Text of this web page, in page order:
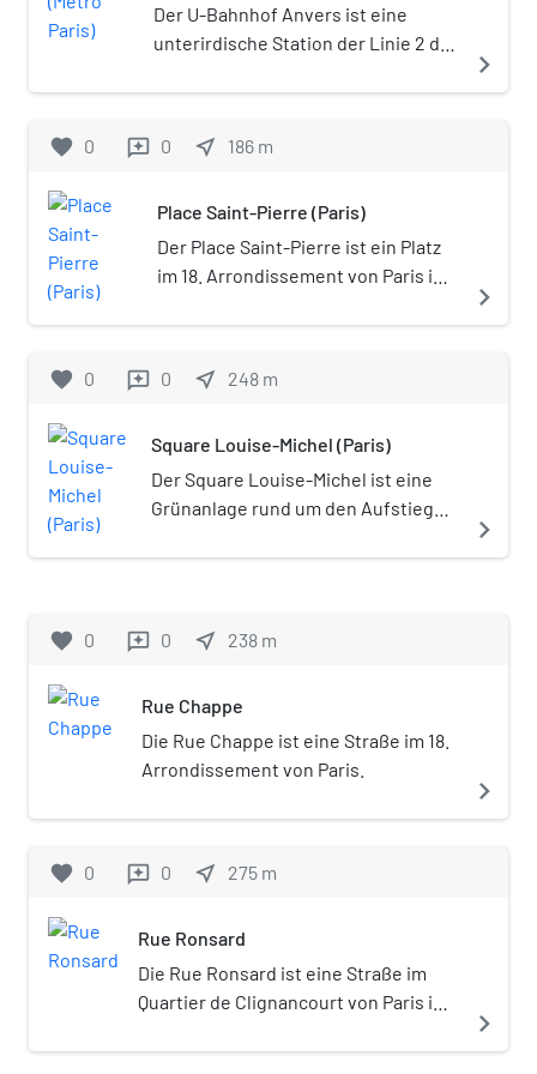
Der U-Bahnhof Anvers ist eine
unterirdische Station der Linie 2 der
navigate_next
favorite 0 reviews 0 near_me 186 m
Place Saint-Pierre (Paris)
Der Place Saint-Pierre ist ein Platz
im 18. Arrondissement von Paris im
navigate_next
favorite 0 reviews 0 near_me 248 m
Square Louise-Michel (Paris)
Der Square Louise-Michel ist eine
Grünanlage rund um den Aufstieg
Arrondissement von Paris.
navigate_next
favorite 0 reviews 0 near_me 238 m
Rue Chappe
Die Rue Chappe ist eine Straße im 18.
Arrondissement von Paris.
navigate_next
favorite 0 reviews 0 near_me 275 m
Rue Ronsard
Die Rue Ronsard ist eine Straße im
Quartier de Clignancourt von Paris im
als Einbahnstraße von der Stelle, an
navigate_next